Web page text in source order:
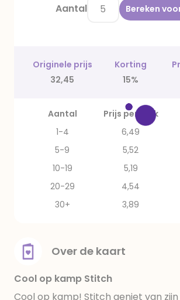
Aantal Bereken
Originele prijs Korting
32,45
15%
Aantal Prijs per stuk
1-4
6,49
5-9
5,52
10-19
5,19
20-29
4,54
30+
3,89
Over de kaart
Cool op kamp Stitch
Cool op kamp! Stitch geniet van